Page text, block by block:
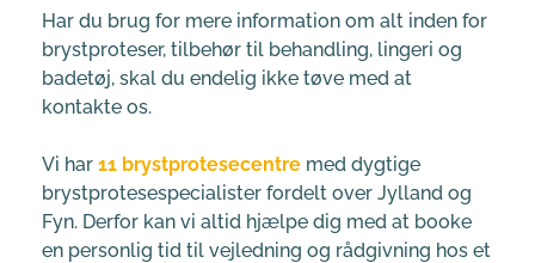
Har du brug for mere information om alt inden for
brystproteser, tilbehør til behandling, lingeri og
badetøj, skal du endelig ikke tøve med at
kontakte os.
Vi har 11 brystprotesecentre med dygtige
brystprotesespecialister fordelt over Jylland og
Fyn. Derfor kan vi altid hjælpe dig med at booke
en personlig tid til vejledning og rådgivning hos et